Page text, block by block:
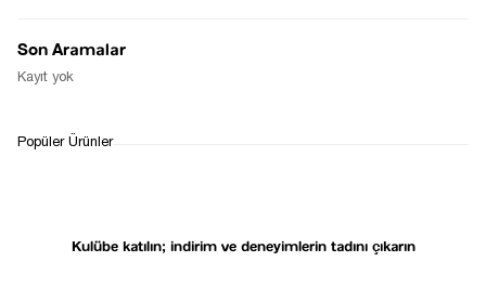
İADE&DEĞİŞİM
Kulübe katılın; indirim ve deneyimlerin tadını çıkarın
Son Aramalar
Kayıt yok
Popüler Ürünler